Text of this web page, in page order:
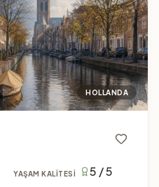
HOLLANDA
YAŞAM KALITESI 5 / 5